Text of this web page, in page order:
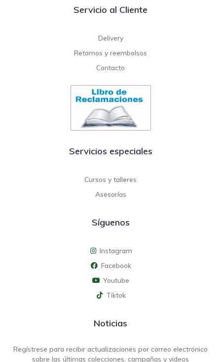
Servicio al Cliente
Delivery
Retornos y reembolsos
Contacto
Servicios especiales
Cursos y talleres
Asesorías
Síguenos
Instagram
Facebook
Youtube
Tiktok
Noticias
Regístrese para recibir actualizaciones por correo electrónico
sobre las últimas colecciones, campañas y videos